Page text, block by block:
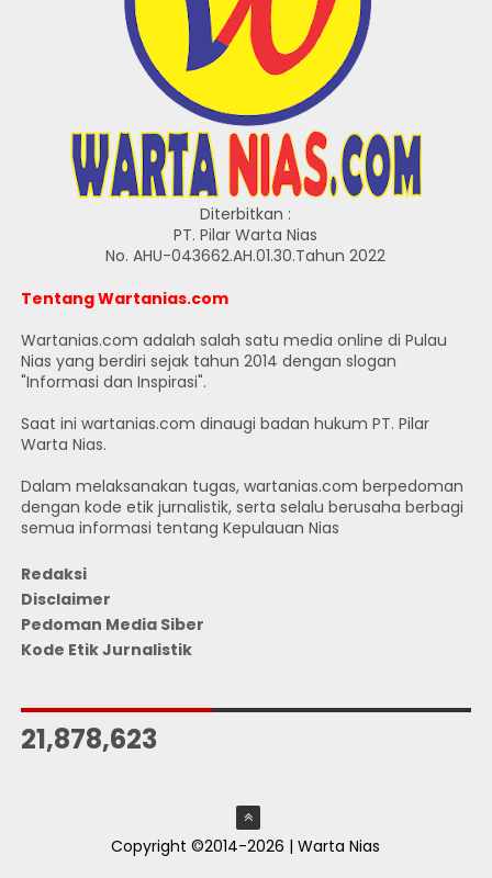
Diterbitkan :
PT. Pilar Warta Nias
No. AHU-043662.AH.01.30.Tahun 2022
Tentang Wartanias.com
Wartanias.com adalah salah satu media online di Pulau
Nias yang berdiri sejak tahun 2014 dengan slogan
"Informasi dan Inspirasi".
Saat ini wartanias.com dinaugi badan hukum PT. Pilar
Warta Nias.
Dalam melaksanakan tugas, wartanias.com berpedoman
dengan kode etik jurnalistik, serta selalu berusaha berbagi
semua informasi tentang Kepulauan Nias
Redaksi
Disclaimer
Pedoman Media Siber
Kode Etik Jurnalistik
21,878,623
Copyright ©2014-2026 | Warta Nias